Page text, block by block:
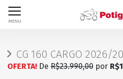
MENU
CG 160 CARGO 2026/
OFERTA! De R$23.990,00 por